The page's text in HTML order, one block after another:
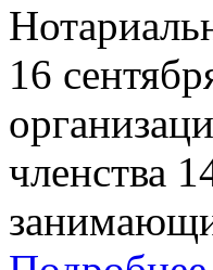
16
членства